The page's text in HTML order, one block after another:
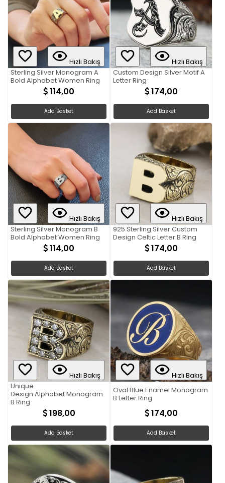
Hızlı Bakış
Sterling Silver Monogram A
Bold Alphabet Women Ring
114,00
Add Basket
Hızlı Bakış
Custom Design Silver Motif A
Letter Ring
174,00
Add Basket
Hızlı Bakış
Sterling Silver Monogram B
Bold Alphabet Women Ring
114,00
Add Basket
Hızlı Bakış
925 Sterling Silver Custom
Design Celtic Letter B Ring
174,00
Add Basket
Hızlı Bakış
Unique
Design Alphabet Monogram
B Ring
198,00
Add Basket
Hızlı Bakış
Oval Blue Enamel Monogram
B Letter Ring
174,00
Add Basket